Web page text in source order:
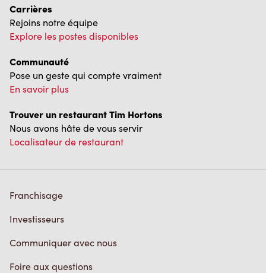
Carrières
Rejoins notre équipe
Explore les postes disponibles
Communauté
Pose un geste qui compte vraiment
En savoir plus
Trouver un restaurant Tim Hortons
Nous avons hâte de vous servir
Localisateur de restaurant
Franchisage
Investisseurs
Communiquer avec nous
Foire aux questions